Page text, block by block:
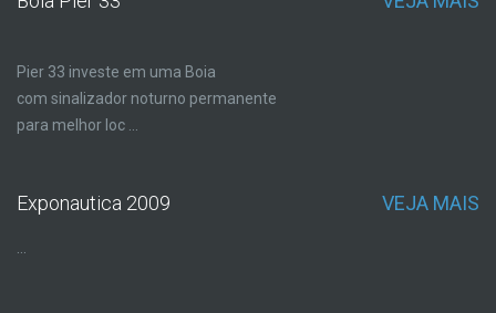
Pier 33 investe em uma Boia
com sinalizador noturno permanente
para melhor loc ...
Exponautica 2009 VEJA MAIS